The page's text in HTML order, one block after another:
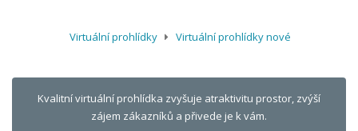
Virtuální prohlídky Virtuální prohlídky nové
Kvalitní virtuální prohlídka zvyšuje atraktivitu prostor, zvýší
zájem zákazníků a přivede je k vám.